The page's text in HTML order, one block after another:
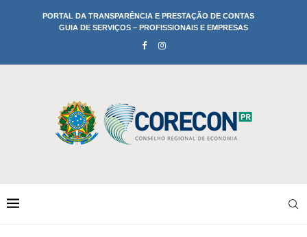
PORTAL DA TRANSPARÊNCIA E PRESTAÇÃO DE CONTAS
GUIA DE SERVIÇOS – PROFISSIONAIS E EMPRESAS